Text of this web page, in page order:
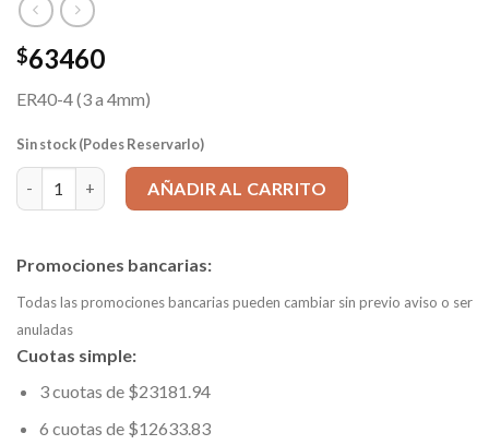
$63460
ER40-4 (3 a 4mm)
Sin stock (Podes Reservarlo)
Boquilla ER40 4 mm (agarre de a 3 a 4mm) cantidad
AÑADIR AL CARRITO
Promociones bancarias:
Todas las promociones bancarias pueden cambiar sin previo aviso o ser
anuladas
Cuotas simple:
3 cuotas de $23181.94
6 cuotas de $12633.83